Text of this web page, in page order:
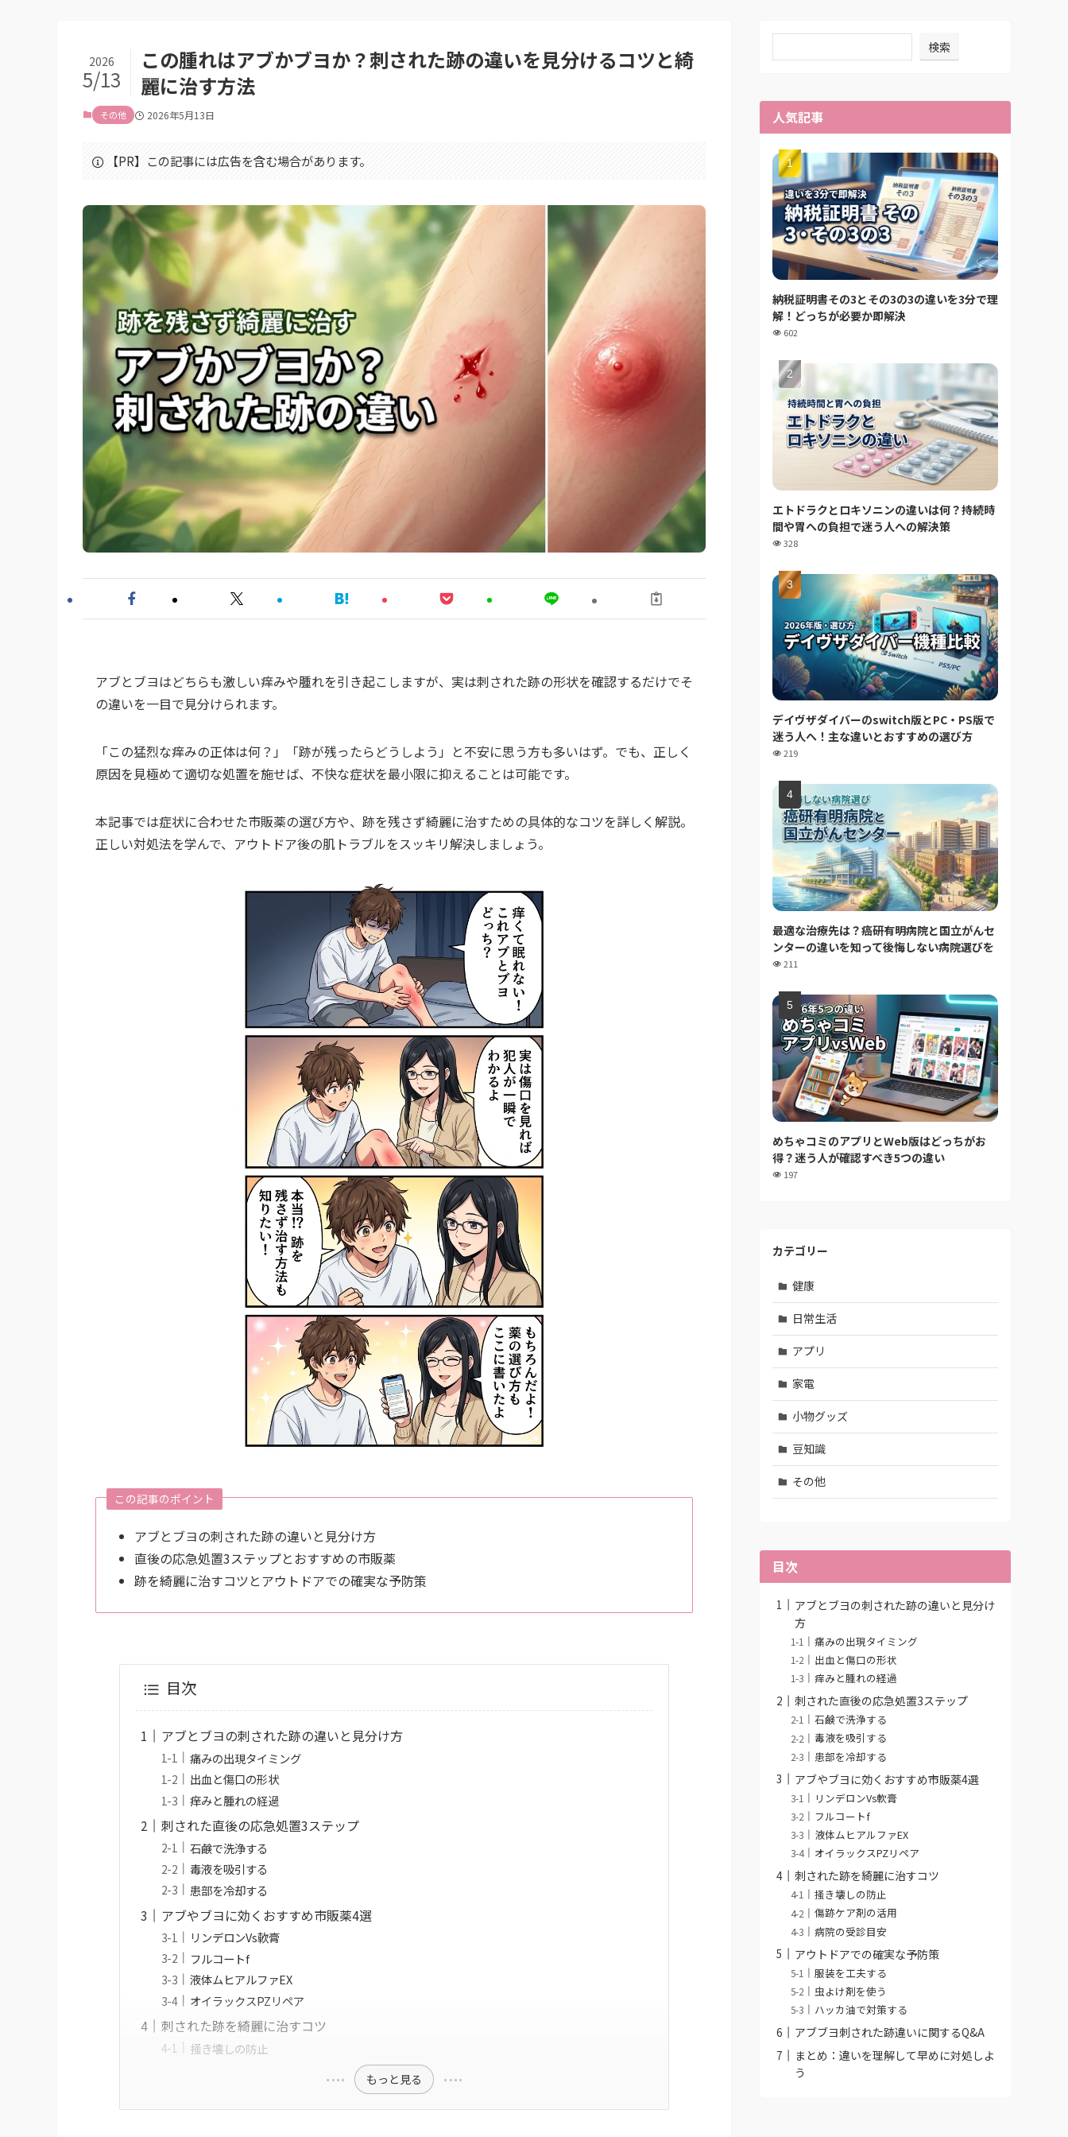
この腫れはアブかブヨか？刺された跡の違いを見分けるコツと綺
麗に治す方法
2026
5/13
その他 2026年5月13日
【PR】この記事には広告を含む場合があります。
アブとブヨはどちらも激しい痒みや腫れを引き起こしますが、実は刺された跡の形状を確認するだけでそ
の違いを一目で見分けられます。
「この猛烈な痒みの正体は何？」「跡が残ったらどうしよう」と不安に思う方も多いはず。でも、正しく
原因を見極めて適切な処置を施せば、不快な症状を最小限に抑えることは可能です。
本記事では症状に合わせた市販薬の選び方や、跡を残さず綺麗に治すための具体的なコツを詳しく解説。
正しい対処法を学んで、アウトドア後の肌トラブルをスッキリ解決しましょう。
この記事のポイント
アブとブヨの刺された跡の違いと見分け方
直後の応急処置3ステップとおすすめの市販薬
跡を綺麗に治すコツとアウトドアでの確実な予防策
目次
アブとブヨの刺された跡の違いと見分け方
痛みの出現タイミング
出血と傷口の形状
痒みと腫れの経過
刺された直後の応急処置3ステップ
石鹸で洗浄する
毒液を吸引する
患部を冷却する
アブやブヨに効くおすすめ市販薬4選
リンデロンVs軟膏
フルコートf
液体ムヒアルファEX
オイラックスPZリペア
刺された跡を綺麗に治すコツ
掻き壊しの防止
もっと見る
検索
人気記事
納税証明書その3とその3の3の違いを3分で理
解！どっちが必要か即解決
602
エトドラクとロキソニンの違いは何？持続時
間や胃への負担で迷う人への解決策
328
デイヴザダイバーのswitch版とPC・PS版で
迷う人へ！主な違いとおすすめの選び方
219
最適な治療先は？癌研有明病院と国立がんセ
ンターの違いを知って後悔しない病院選びを
211
めちゃコミのアプリとWeb版はどっちがお
得？迷う人が確認すべき5つの違い
197
カテゴリー
健康
日常生活
アプリ
家電
小物グッズ
豆知識
その他
目次
アブとブヨの刺された跡の違いと見分け
方
痛みの出現タイミング
出血と傷口の形状
痒みと腫れの経過
刺された直後の応急処置3ステップ
石鹸で洗浄する
毒液を吸引する
患部を冷却する
アブやブヨに効くおすすめ市販薬4選
リンデロンVs軟膏
フルコートf
液体ムヒアルファEX
オイラックスPZリペア
刺された跡を綺麗に治すコツ
掻き壊しの防止
傷跡ケア剤の活用
病院の受診目安
アウトドアでの確実な予防策
服装を工夫する
虫よけ剤を使う
ハッカ油で対策する
アブブヨ刺された跡違いに関するQ&A
まとめ：違いを理解して早めに対処しよ
う